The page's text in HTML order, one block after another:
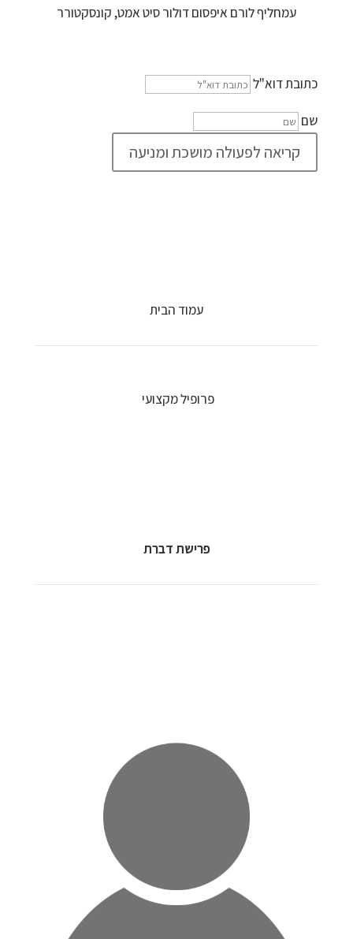
עמחליף לורם איפסום דולור סיט אמט, קונסקטורר
כתובת דוא"ל
שם
קריאה לפעולה מושכת ומניעה
עמוד הבית
פרופיל מקצועי
פרישת דברת